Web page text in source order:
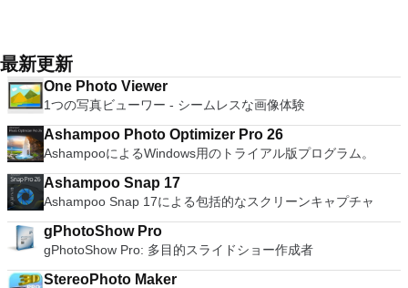
processor; the Presentation program is an easy to use and
effective slide show maker that helps you to create impressive
multimedia presentations; and the Spreadsheets program is
both a flexible and a powerful spreadsheet application.
32ビットと64ビットの両方の仮想マシンを実行します。 2-
way Virtual SMPを活用します。 サードパーティの仮想マシン
とイメージを使用します。 ホストコンピューターと仮想マシ
ン間でデータを共有します。 幅広いホストおよびゲストオペ
レーティングシステムのサポート。 USB 2.0デバイスのサポー
ト。 起動時にアプライアンス情報を取得します。 直感的なホ
ームページインターフェイスを介して仮想マシンに簡単にアク
セスできます。 VMware Playerは、Microsoft Virtual Server仮
想マシンまたはMicrosoft Virtual PC仮想マシンもサポートして
plugins. Key features include: Automatically creates logs with
unique log names. Supports SSH, standard telnet and serial
ports. Supports dec/digital/vt terminal standards. Tera Term is
a useful application, which allows the connection to any
remote Telnet or SSH hosts. It sports a clean and crisp layout
that is easy to work with. The application does not take a long
time to wrap your head around and is also very light on
system resources. So, if you need a free terminal emulator,
which is easy to master and supports remote Telnet or SSH
host connections then Tera Term is a good choice.
最新更新
One Photo Viewer
1つの写真ビューワー - シームレスな画像体験
Ashampoo Photo Optimizer Pro 26
AshampooによるWindows用のトライアル版プログラム。
Ashampoo Snap 17
Ashampoo Snap 17による包括的なスクリーンキャプチャ
gPhotoShow Pro
gPhotoShow Pro: 多目的スライドショー作成者
StereoPhoto Maker